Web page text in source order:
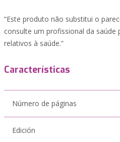
“Este produto não substitui o
consulte um profissional da saúde
relativos à saúde.”
Características
Número de páginas
Edición